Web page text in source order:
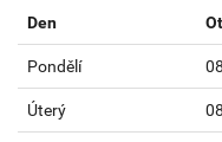
Den
Pondělí
Úterý